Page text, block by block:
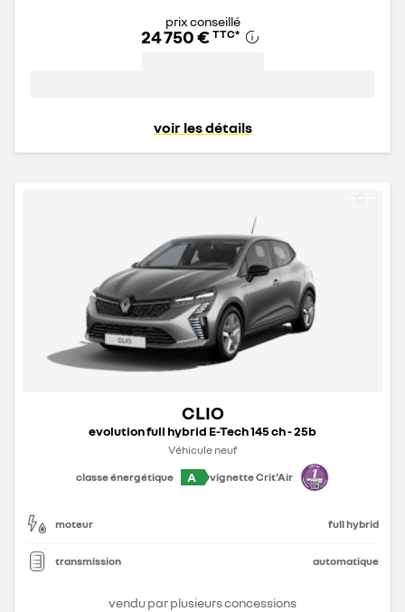
prix conseillé
24 750 € TTC*
voir les détails
CLIO
evolution full hybrid E-Tech 145 ch - 25b
Véhicule neuf
classe énergétique
A vignette Crit'Air
moteur full hybrid
transmission automatique
vendu par plusieurs concessions